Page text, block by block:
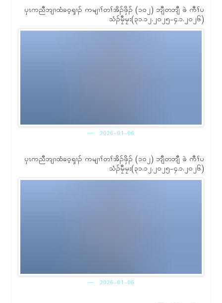
ၦၤကညီဘျၢထံခဝ့ၡၢၣ် ကမျၢၢ်တၢ်အိၣ်ဖှိၣ် (၁ဝ၂) ဘျီတဘျီ ဖဲ ကီၢ်ပ
သံၣ်မၠီမၠး(၃၁.၁၂.၂ဝ၂၅-၄.၁.၂ဝ၂၆)
2026-01-06
ၦၤကညီဘျၢထံခဝ့ၡၢၣ် ကမျၢၢ်တၢ်အိၣ်ဖှိၣ် (၁ဝ၂) ဘျီတဘျီ ဖဲ ကီၢ်ပ
သံၣ်မၠီမၠး(၃၁.၁၂.၂ဝ၂၅-၄.၁.၂ဝ၂၆)
2026-01-06